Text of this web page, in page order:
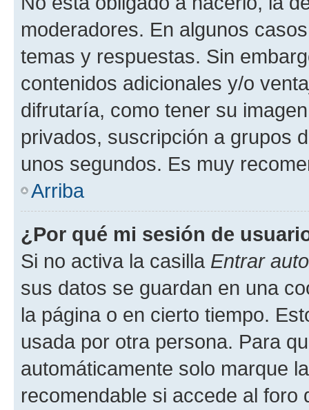
moderadores. En algunos
temas y respuestas. Sin
contenidos adicionales y/o
difrutaría, como tener su
privados, suscripción a grupos
unos segundos. Es muy
Arriba
¿Por qué mi sesión de
Si no activa la casilla Entrar
sus datos se guardan en una
la página o en cierto tiempo.
usada por otra persona. Para
automáticamente solo marque
recomendable si accede al foro